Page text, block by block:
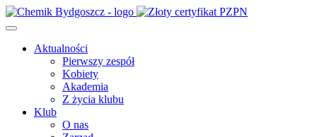
Aktualności
Pierwszy zespół
Kobiety
Akademia
Z życia klubu
Klub
O nas